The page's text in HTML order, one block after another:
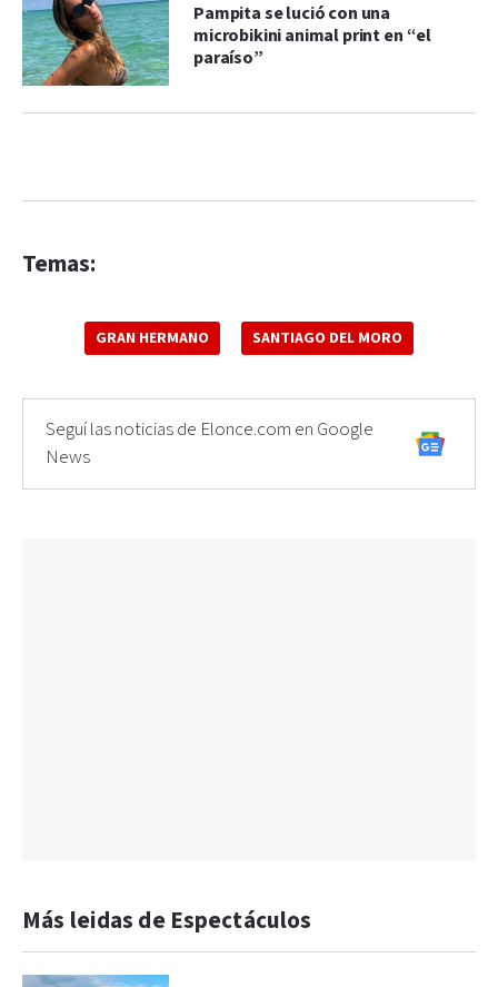
Pampita se lució con una
microbikini animal print en “el
paraíso”
Temas:
GRAN HERMANO SANTIAGO DEL MORO
Seguí las noticias de Elonce.com en Google
News
Más leidas de Espectáculos